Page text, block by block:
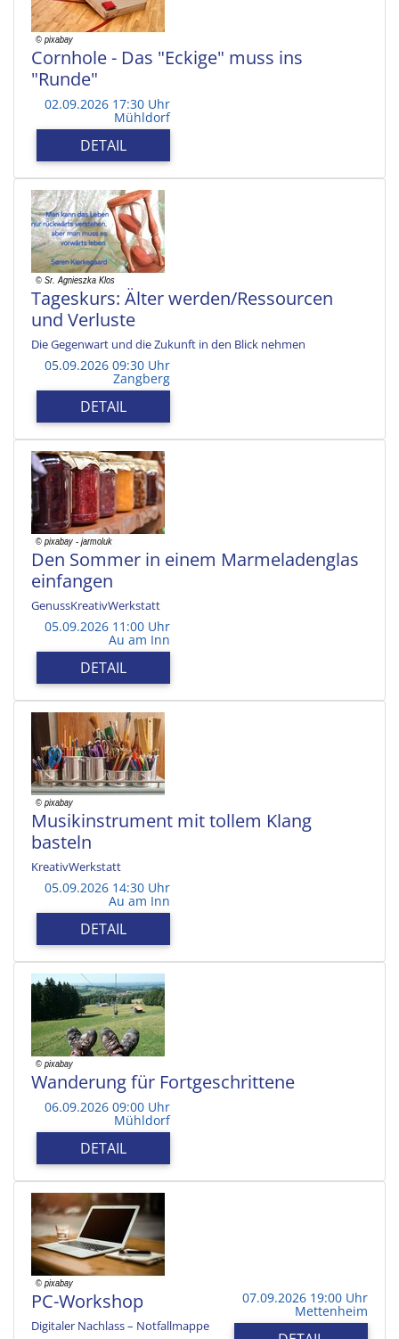
Cornhole - Das "Eckige" muss ins
"Runde"
02.09.2026 17:30 Uhr
Mühldorf
DETAIL
Tageskurs: Älter werden/Ressourcen
und Verluste
Die Gegenwart und die Zukunft in den Blick nehmen
05.09.2026 09:30 Uhr
Zangberg
DETAIL
Den Sommer in einem Marmeladenglas
einfangen
GenussKreativWerkstatt
05.09.2026 11:00 Uhr
Au am Inn
DETAIL
Musikinstrument mit tollem Klang
basteln
KreativWerkstatt
05.09.2026 14:30 Uhr
Au am Inn
DETAIL
Wanderung für Fortgeschrittene
06.09.2026 09:00 Uhr
Mühldorf
DETAIL
PC-Workshop
Digitaler Nachlass – Notfallmappe
07.09.2026 19:00 Uhr
Mettenheim